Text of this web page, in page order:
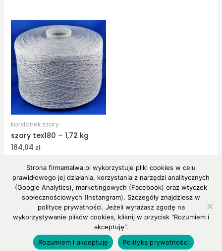
kordonek szary
szary tex180 – 1,72 kg
184,04 zł
Copyright © 2026 MALWA
Powered by MALWA
Strona firmamalwa.pl wykorzystuje pliki cookies w celu
prawidłowego jej działania, korzystania z narzędzi analitycznych
(Google Analytics), marketingowych (Facebook) oraz wtyczek
społecznościowych (Instangram). Szczegóły znajdziesz w
polityce prywatności. Jeżeli wyrażasz zgodę na
wykorzystywanie plików cookies, kliknij w przycisk "Rozumiem i
akceptuję".
Rozumiem i akceptuję
Polityka prywatności